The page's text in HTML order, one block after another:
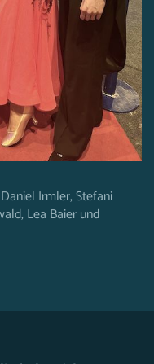
Irmler, Stefani
Lea Baier und